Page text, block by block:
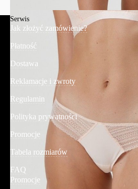
Serwis
Jak złożyć zamówienie?
Płatność
Dostawa
Reklamacje i zwroty
Regulamin
Polityka prywatności
Promocje
Tabela rozmiarów
FAQ
Promocje